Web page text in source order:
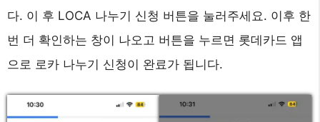
다. 이 후 LOCA 나누기 신청 버튼을 눌러주세요. 이후 한
번 더 확인하는 창이 나오고 버튼을 누르면 롯데카드 앱
으로 로카 나누기 신청이 완료가 됩니다.